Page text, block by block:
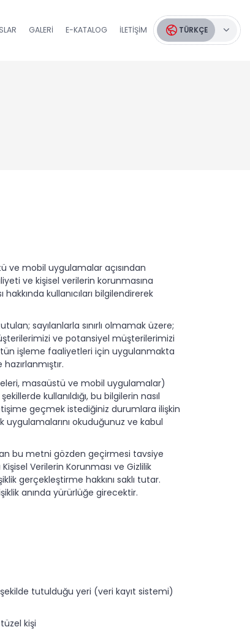
GALERI E-KATALOG İLETIŞIM TÜRKÇE
ve mobil uygulamalar açısından
ve kişisel verilerin korunmasına
kullanıcıları bilgilendirerek
sayılanlarla sınırlı olmamak üzere;
ve potansiyel müşterilerimizi
işleme faaliyetleri için uygulanmakta
masaüstü ve mobil uygulamalar)
kullanıldığı, bu bilgilerin nasıl
geçmek istediğiniz durumlara ilişkin
okuduğunuz ve kabul
bu metni gözden geçirmesi tavsiye
Verilerin Korunması ve Gizlilik
gerçekleştirme hakkını saklı tutar.
anında yürürlüğe girecektir.
tutulduğu yeri (veri kayıt sistemi)
kişi